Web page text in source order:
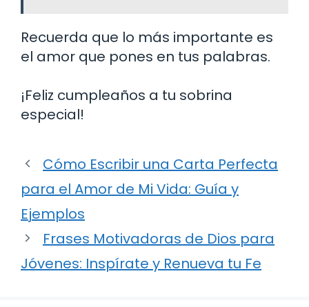
Recuerda que lo más importante es
el amor que pones en tus palabras.
¡Feliz cumpleaños a tu sobrina
especial!
Cómo Escribir una Carta Perfecta
para el Amor de Mi Vida: Guía y
Ejemplos
Frases Motivadoras de Dios para
Jóvenes: Inspírate y Renueva tu Fe